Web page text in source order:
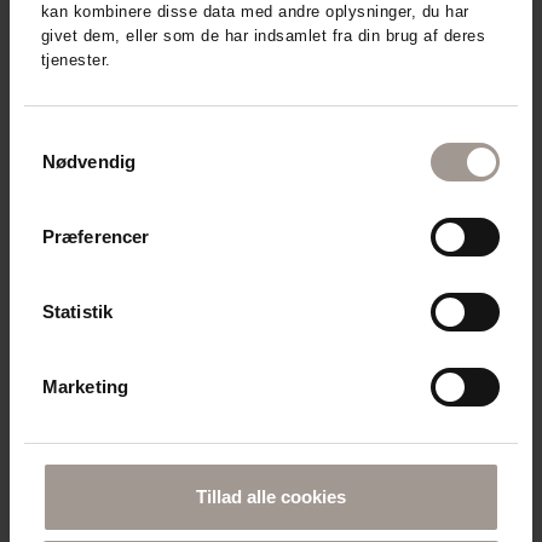
kan kombinere disse data med andre oplysninger, du har
givet dem, eller som de har indsamlet fra din brug af deres
tjenester.
Nødvendig
Præferencer
Statistik
Marketing
Tillad alle cookies
Derma - relaterede produkter
DERMA ECO
DERMA ECO BODY OIL (150 ML)
MED JOJOBA- OG MANDELOLIE